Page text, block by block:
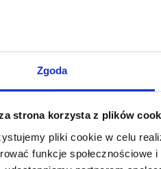
Zgoda
strona korzysta z plików
pliki cookie w celu
funkcje